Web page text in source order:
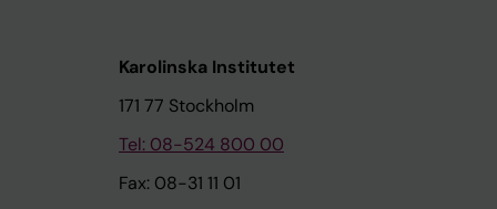
Karolinska Institutet
171 77 Stockholm
Tel: 08-524 800 00
Fax: 08-31 11 01